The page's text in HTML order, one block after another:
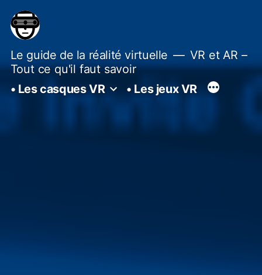
au
contenu
Le guide de la réalité virtuelle
VR et AR –
Tout ce qu'il faut savoir
• Les casques VR
• Les jeux VR